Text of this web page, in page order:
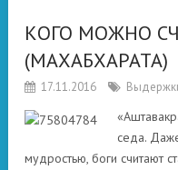
КОГО МОЖНО
(МАХАБХАРАТА)
17.11.2016
седа.
мудростью, боги считают